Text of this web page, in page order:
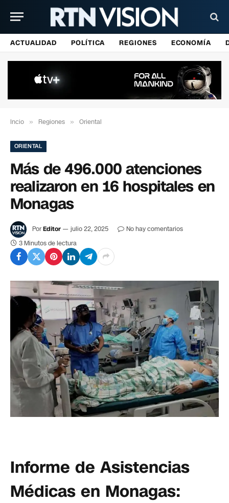
ACTUALIDAD POLÍTICA REGIONES ECONOMÍA
Incio » Regiones » Oriental
ORIENTAL
Más de 496.000 atenciones
realizaron en 16 hospitales en
Monagas
PorEditor julio 22, 2025
No hay comentarios
3 Minutos de lectura
Informe de Asistencias
Médicas en Monagas: